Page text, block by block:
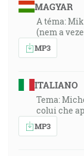
MAGYAR
A téma:
(nem a
MP3
ITALIANO
Tema:
colui che
MP3